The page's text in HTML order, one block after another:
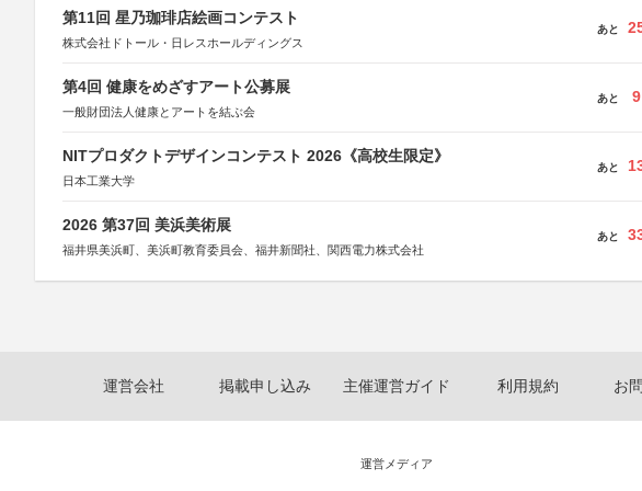
第11回 星乃珈琲店絵画コンテスト
株式会社ドトール・日レスホールディングス
あと
第4回 健康をめざすアート公募展
一般財団法人健康とアートを結ぶ会
あと 9
NITプロダクトデザインコンテスト 2026《高校生限定》
日本工業大学
あと
2026 第37回 美浜美術展
福井県美浜町、美浜町教育委員会、福井新聞社、関西電力株式会社
あと
運営会社 掲載申し込み 主催運営ガイド 利用規約 お
運営メディア